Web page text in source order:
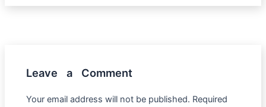
Leave a Comment
Your email address will not be published. Required